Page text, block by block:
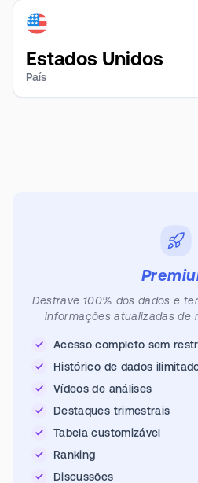
Estados Unidos
País
Destrave 100% dos dados e
informações atualizadas de
Acesso completo sem
Histórico de dados
Vídeos de análises
Destaques trimestrais
Tabela customizável
Ranking
Discussões